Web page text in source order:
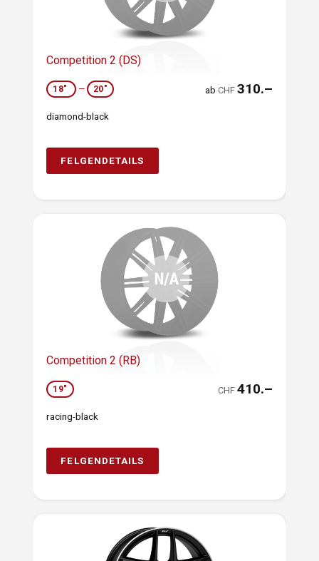
Competition 2 (DS)
18" — 20" abCHF 310.–
diamond-black
FELGENDETAILS
Competition 2 (RB)
19" CHF 410.–
racing-black
FELGENDETAILS